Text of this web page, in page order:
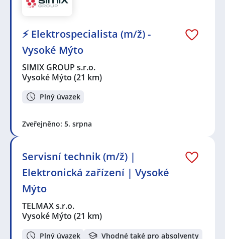
⚡ Elektrospecialista (m/ž) -
Vysoké Mýto
SIMIX GROUP s.r.o.
Vysoké Mýto (21 km)
Plný úvazek
Zveřejněno: 5. srpna
Servisní technik (m/ž) |
Elektronická zařízení | Vysoké
Mýto
TELMAX s.r.o.
Vysoké Mýto (21 km)
Plný úvazek Vhodné také pro absolventy